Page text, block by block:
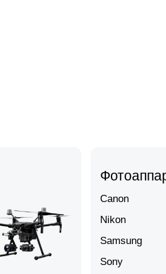
Canon
Nikon
Samsung
Sony